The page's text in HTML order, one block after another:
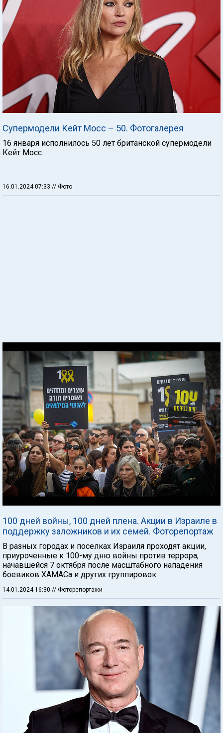
Супермодели Кейт Мосс – 50. Фотогалерея
16 января исполнилось 50 лет британской супермодели
Кейт Мосс.
16.01.2024 07:33 // Фото
100 дней войны, 100 дней плена. Акции в Израиле в
поддержку заложников и их семей. Фоторепортаж
В разных городах и поселках Израиля проходят акции,
приуроченные к 100-му дню войны против террора,
начавшейся 7 октября после масштабного нападения
боевиков ХАМАСа и других группировок.
14.01.2024 16:30 // Фоторепортажи